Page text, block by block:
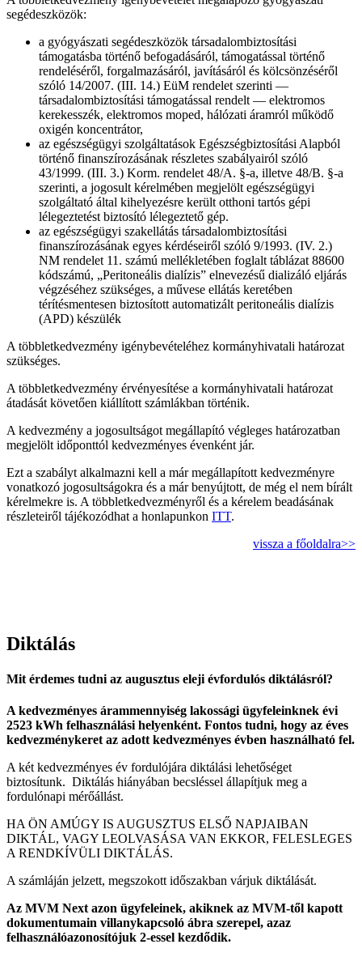
segédeszközök:
a gyógyászati segédeszközök társadalombiztosítási
támogatásba történő befogadásáról, támogatással történő
rendeléséről, forgalmazásáról, javításáról és kölcsönzéséről
szóló 14/2007. (III. 14.) EüM rendelet szerinti —
társadalombiztosítási támogatással rendelt — elektromos
kerekesszék, elektromos moped, hálózati áramról működő
oxigén koncentrátor,
az egészségügyi szolgáltatások Egészségbiztosítási Alapból
történő finanszírozásának részletes szabályairól szóló
43/1999. (III. 3.) Korm. rendelet 48/A. §-a, illetve 48/B. §-a
szerinti, a jogosult kérelmében megjelölt egészségügyi
szolgáltató által kihelyezésre került otthoni tartós gépi
lélegeztetést biztosító lélegeztető gép.
az egészségügyi szakellátás társadalombiztosítási
finanszírozásának egyes kérdéseiről szóló 9/1993. (IV. 2.)
NM rendelet 11. számú mellékletében foglalt táblázat 88600
kódszámú, „Peritoneális dialízis” elnevezésű dializáló eljárás
végzéséhez szükséges, a művese ellátás keretében
térítésmentesen biztosított automatizált peritoneális dialízis
(APD) készülék
A többletkedvezmény igénybevételéhez kormányhivatali határozat
szükséges.
A többletkedvezmény érvényesítése a kormányhivatali határozat
átadását követően kiállított számlákban történik.
A kedvezmény a jogosultságot megállapító végleges határozatban
megjelölt időponttól kedvezményes évenként jár.
Ezt a szabályt alkalmazni kell a már megállapított kedvezményre
vonatkozó jogosultságokra és a már benyújtott, de még el nem bírált
kérelmekre is. A többletkedvezményről és a kérelem beadásának
részleteiről tájékozódhat a honlapunkon ITT.
vissza a főoldalra>>
Diktálás
Mit érdemes tudni az augusztus eleji évfordulós diktálásról?
A kedvezményes árammennyiség lakossági ügyfeleinknek évi
2523 kWh felhasználási helyenként. Fontos tudni, hogy az éves
kedvezménykeret az adott kedvezményes évben használható fel.
A két kedvezményes év fordulójára diktálási lehetőséget
biztosítunk. Diktálás hiányában becsléssel állapítjuk meg a
fordulónapi mérőállást.
HA ÖN AMÚGY IS AUGUSZTUS ELSŐ NAPJAIBAN
DIKTÁL, VAGY LEOLVASÁSA VAN EKKOR, FELESLEGES
A RENDKÍVÜLI DIKTÁLÁS.
A számláján jelzett, megszokott időszakban várjuk diktálását.
Az MVM Next azon ügyfeleinek, akiknek az MVM-től kapott
dokumentumain villanykapcsoló ábra szerepel, azaz
felhasználóazonosítójuk 2-essel kezdődik.